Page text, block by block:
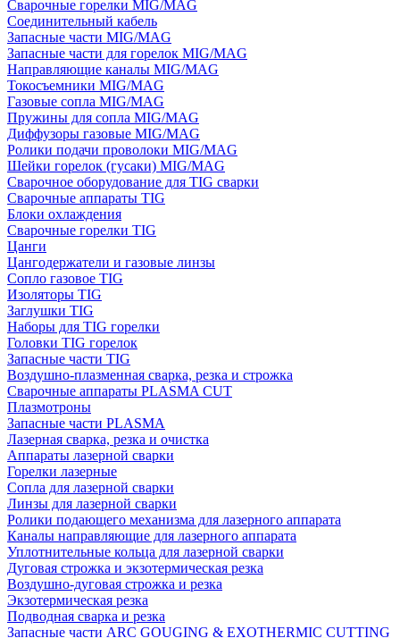
Сварочные горелки MIG/MAG
Соединительный кабель
Запасные части MIG/MAG
Запасные части для горелок MIG/MAG
Направляющие каналы MIG/MAG
Токосъемники MIG/MAG
Газовые сопла MIG/MAG
Пружины для сопла MIG/MAG
Диффузоры газовые MIG/MAG
Ролики подачи проволоки MIG/MAG
Шейки горелок (гусаки) MIG/MAG
Сварочное оборудование для TIG сварки
Сварочные аппараты TIG
Блоки охлаждения
Сварочные горелки TIG
Цанги
Цангодержатели и газовые линзы
Сопло газовое TIG
Изоляторы TIG
Заглушки TIG
Наборы для TIG горелки
Головки TIG горелок
Запасные части TIG
Воздушно-плазменная сварка, резка и строжка
Сварочные аппараты PLASMA CUT
Плазмотроны
Запасные части PLASMA
Лазерная сварка, резка и очистка
Аппараты лазерной сварки
Горелки лазерные
Сопла для лазерной сварки
Линзы для лазерной сварки
Ролики подающего механизма для лазерного аппарата
Каналы направляющие для лазерного аппарата
Уплотнительные кольца для лазерной сварки
Дуговая строжка и экзотермическая резка
Воздушно-дуговая строжка и резка
Экзотермическая резка
Подводная сварка и резка
Запасные части ARC GOUGING & EXOTHERMIC CUTTING